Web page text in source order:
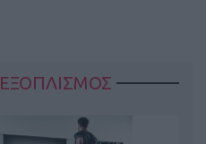
ΕΞΟΠΛΙΣΜΟΣ